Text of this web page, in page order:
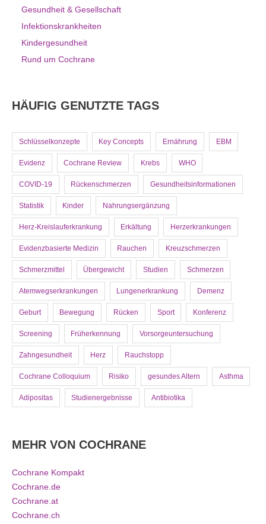
Gesundheit & Gesellschaft
Infektionskrankheiten
Kindergesundheit
Rund um Cochrane
HÄUFIG GENUTZTE TAGS
Schlüsselkonzepte Key Concepts Ernährung EBM
Evidenz Cochrane Review Krebs WHO
COVID-19 Rückenschmerzen Gesundheitsinformationen
Statistik Kinder Nahrungsergänzung
Herz-Kreislauferkrankung Erkältung Herzerkrankungen
Evidenzbasierte Medizin Rauchen Kreuzschmerzen
Schmerzmittel Übergewicht Studien Schmerzen
Atemwegserkrankungen Lungenerkrankung Demenz
Geburt Bewegung Rücken Sport Konferenz
Screening Früherkennung Vorsorgeuntersuchung
Zahngesundheit Herz Rauchstopp
Cochrane Colloquium Risiko gesundes Altern Asthma
Adipositas Studienergebnisse Antibiotika
MEHR VON COCHRANE
Cochrane Kompakt
Cochrane.de
Cochrane.at
Cochrane.ch